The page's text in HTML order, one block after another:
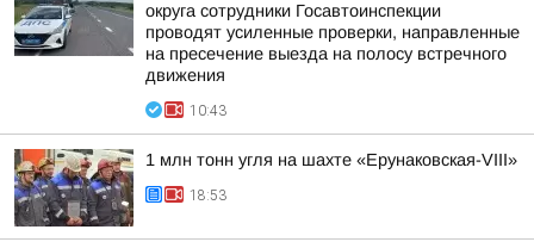
округа сотрудники Госавтоинспекции
проводят усиленные проверки, направленные
на пресечение выезда на полосу встречного
движения
10:43
1 млн тонн угля на шахте «Ерунаковская-VIII»
18:53